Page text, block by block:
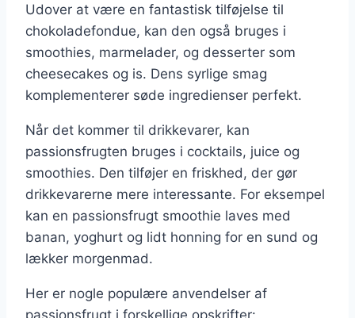
Udover at være en fantastisk tilføjelse til
chokoladefondue, kan den også bruges i
smoothies, marmelader, og desserter som
cheesecakes og is. Dens syrlige smag
komplementerer søde ingredienser perfekt.
Når det kommer til drikkevarer, kan
passionsfrugten bruges i cocktails, juice og
smoothies. Den tilføjer en friskhed, der gør
drikkevarerne mere interessante. For eksempel
kan en passionsfrugt smoothie laves med
banan, yoghurt og lidt honning for en sund og
lækker morgenmad.
Her er nogle populære anvendelser af
passionsfrugt i forskellige opskrifter: